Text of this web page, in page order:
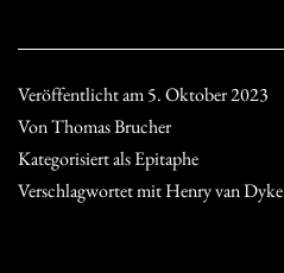
Veröffentlicht am5. Oktober 2023
VonThomas Brucher
Kategorisiert alsEpitaphe
Verschlagwortet mitHenry van Dyke